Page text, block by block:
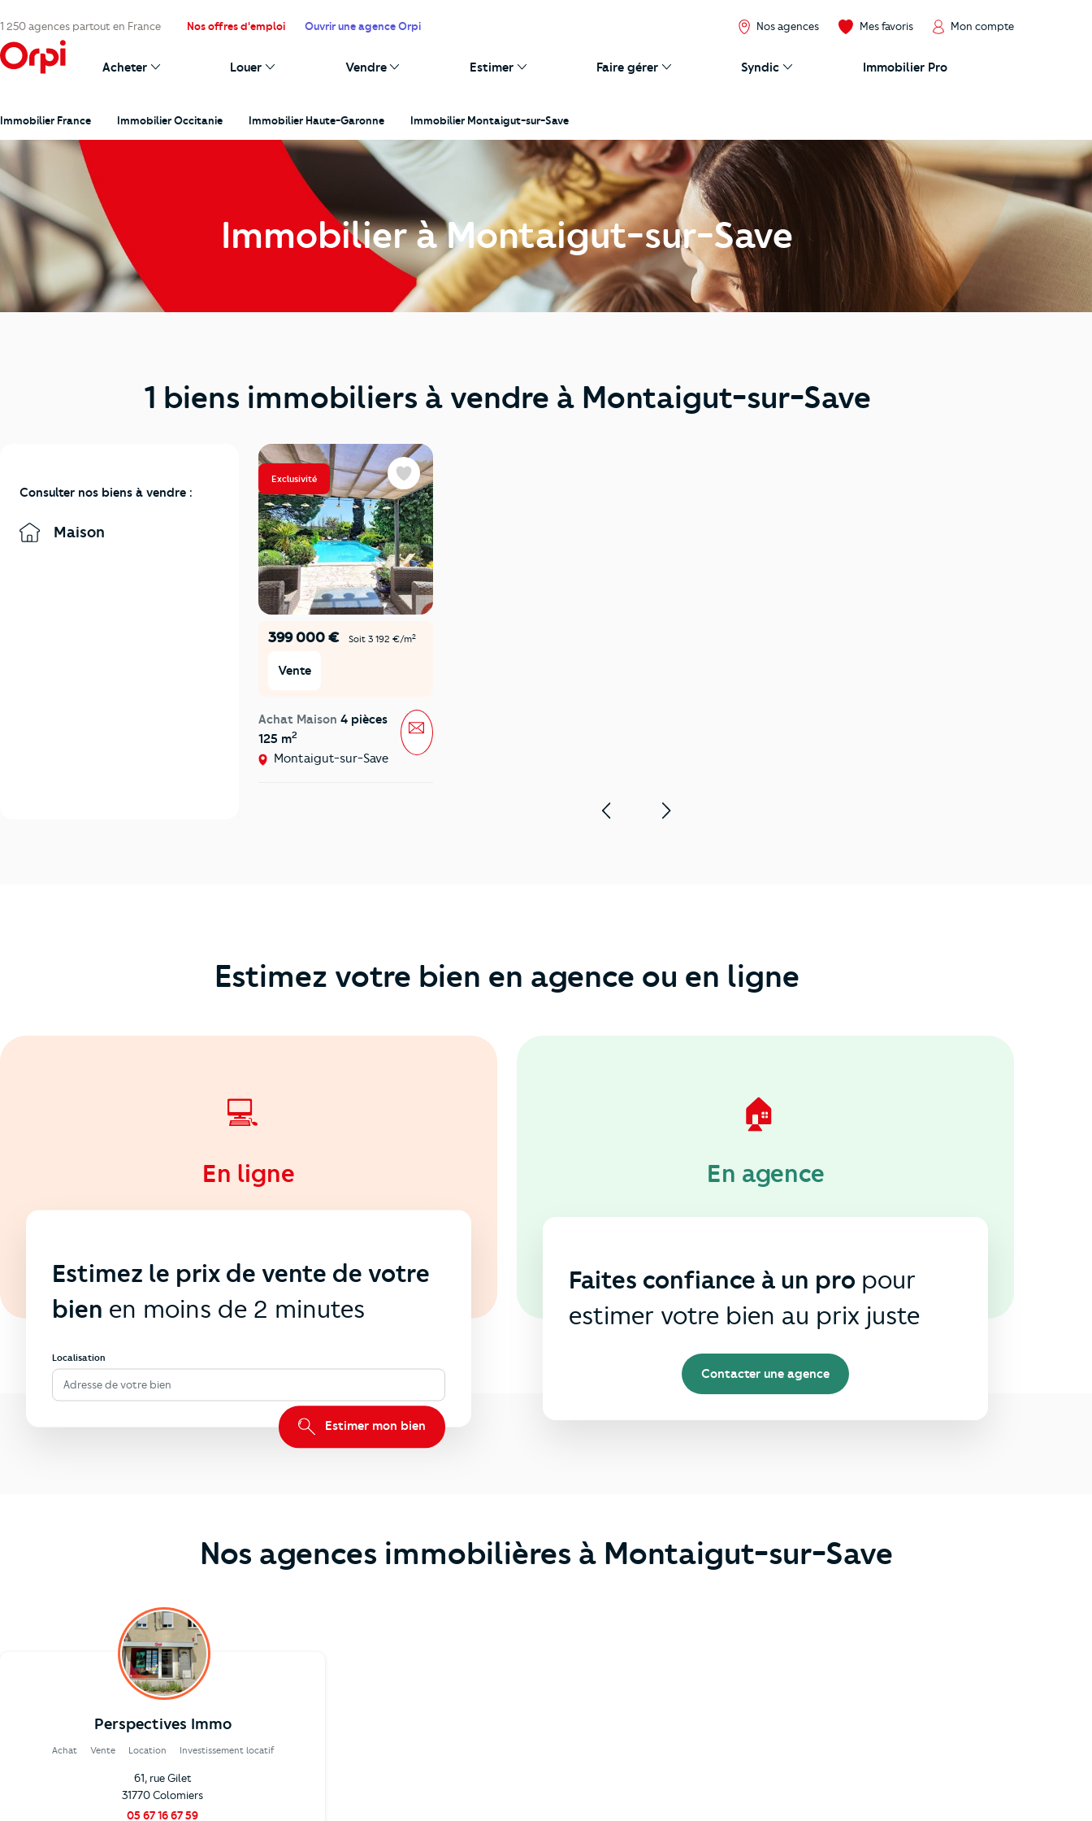
1 250 agences partout en France Nos offres d'emploi Ouvrir une agence Orpi Nos agences Mes favoris Mon compte
Acheter Louer Vendre Estimer Faire gérer Syndic Immobilier Pro
Immobilier France Immobilier Occitanie Immobilier Haute-Garonne Immobilier Montaigut-sur-Save
Immobilier à Montaigut-sur-Save
1 biens immobiliers à vendre à Montaigut-sur-Save
Consulter nos biens à vendre :
Maison
Exclusivité
399 000 € Soit 3 192 €/m2
Vente
Achat Maison 4 pièces
125 m2
Montaigut-sur-Save
Favoris
Message
Estimez votre bien en agence ou en ligne
💻
En ligne
Estimez le prix de vente de votre
bien en moins de 2 minutes
Localisation
Adresse de votre bien
Estimer mon bien
🏠
En agence
Faites confiance à un pro pour
estimer votre bien au prix juste
Contacter une agence
Nos agences immobilières à Montaigut-sur-Save
Perspectives Immo
Achat Vente Location Investissement locatif
61, rue Gilet
31770 Colomiers
05 67 16 67 59